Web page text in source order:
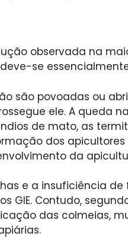
observada na
se
são povoadas ou
ele. A queda
de mato, as
dos
da
e a insuficiência
GIE. Contudo,
das colmeias,